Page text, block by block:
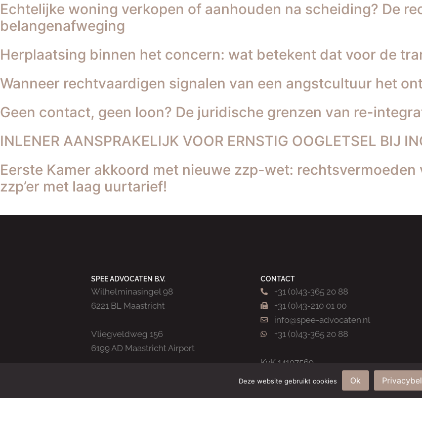
Echtelijke woning verkopen of aanhouden na scheiding? De
belangenafweging
Herplaatsing binnen het concern: wat betekent dat voor de
Wanneer rechtvaardigen signalen van een angstcultuur het
Geen contact, geen loon? De juridische grenzen van re-
INLENER AANSPRAKELIJK VOOR ERNSTIG OOGLETSEL BIJ
Eerste Kamer akkoord met nieuwe zzp-wet:
zzp’er met laag uurtarief!
SPEE ADVOCATEN B.V.
Wilhelminasingel 98
6221 BL Maastricht
Vliegveldweg 156
6199 AD Maastricht Airport
CONTACT
+31 (0)43-365 20 88
+31 (0)43-210 01 00
info@spee-advocaten.nl
+31 (0)43-365 20 88
KvK 14107569
Deze website gebruikt cookies Ok